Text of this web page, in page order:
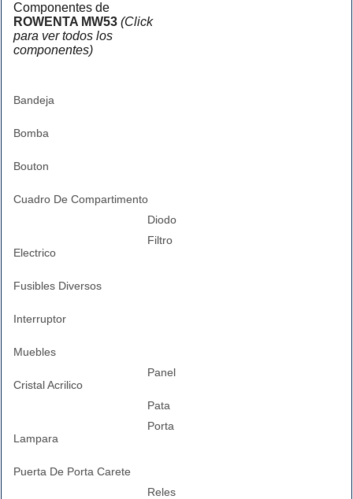
Componentes de
ROWENTA MW53 (Click
para ver todos los
componentes)
Bandeja
Bomba
Bouton
Cuadro De Compartimento
Diodo
Filtro
Electrico
Fusibles Diversos
Interruptor
Muebles
Panel
Cristal Acrilico
Pata
Porta
Lampara
Puerta De Porta Carete
Reles